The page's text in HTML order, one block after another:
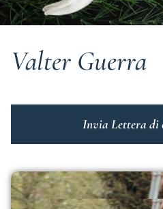
Valter Guerra
Invia Lettera di